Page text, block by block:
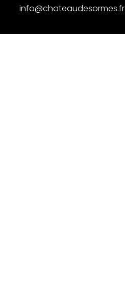
info@chateaudesormes.fr